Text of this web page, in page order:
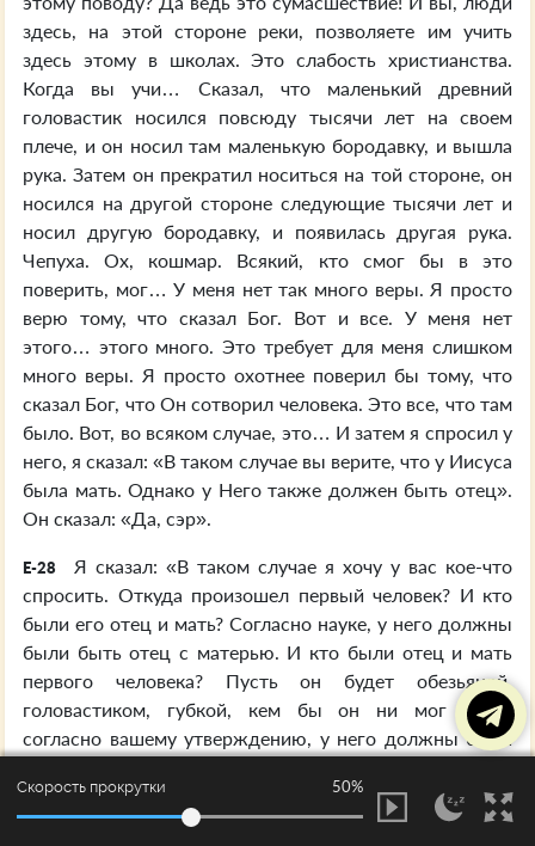
здесь, на этой стороне реки, позволяете им учить
здесь этому в школах. Это слабость христианства.
Когда вы учи… Сказал, что маленький древний
головастик носился повсюду тысячи лет на своем
плече, и он носил там маленькую бородавку, и вышла
рука. Затем он прекратил носиться на той стороне, он
носился на другой стороне следующие тысячи лет и
носил другую бородавку, и появилась другая рука.
Чепуха. Ох, кошмар. Всякий, кто смог бы в это
поверить, мог… У меня нет так много веры. Я просто
верю тому, что сказал Бог. Вот и все. У меня нет
этого… этого много. Это требует для меня слишком
много веры. Я просто охотнее поверил бы тому, что
сказал Бог, что Он сотворил человека. Это все, что там
было. Вот, во всяком случае, это… И затем я спросил у
него, я сказал: «В таком случае вы верите, что у Иисуса
была мать. Однако у Него также должен быть отец».
Он сказал: «Да, сэр».
E-28
Я сказал: «В таком случае я хочу у вас кое-что
спросить. Откуда произошел первый человек? И кто
были его отец и мать? Согласно науке, у него должны
были быть отец с матерью. И кто были отец и мать
первого человека? Пусть он будет обезьяной,
головастиком, губкой, кем бы он ни мог быть,
согласно вашему утверждению, у него должны были
ответил. Он и не может. Ох, я говорю вам, народ, у
некоторых людей такой ограниченный кругозор, что
Скорость прокрутки 50%